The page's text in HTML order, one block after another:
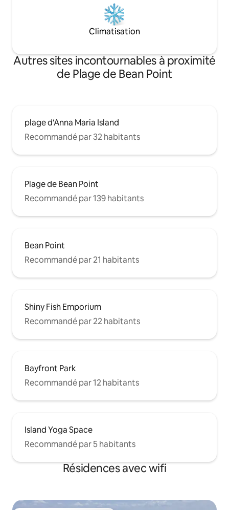
Climatisation
Autres sites incontournables à proximité
de Plage de Bean Point
plage d'Anna Maria Island
Recommandé par 32 habitants
Plage de Bean Point
Recommandé par 139 habitants
Bean Point
Recommandé par 21 habitants
Shiny Fish Emporium
Recommandé par 22 habitants
Bayfront Park
Recommandé par 12 habitants
Island Yoga Space
Recommandé par 5 habitants
Résidences avec wifi